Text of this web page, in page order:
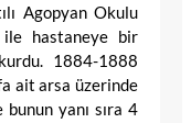
Agopyan Okulu
ile hastaneye bir
1884-1888
ait arsa üzerinde
yanı sıra 4